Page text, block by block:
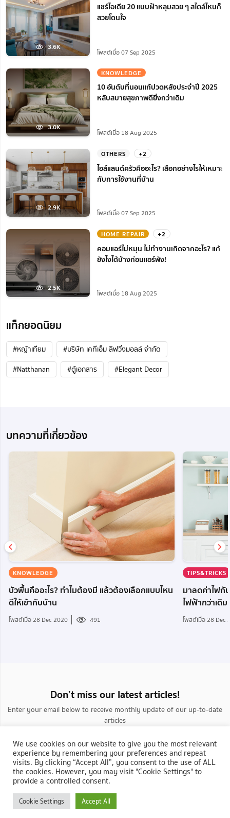
3.6K
แชร์ไอเดีย 20 แบบฝ้าหลุมสวย ๆ สไตล์ไหนก็
สวยโดนใจ
โพสต์เมื่อ 07 Sep 2025
3.0K
KNOWLEDGE
10 อันดับที่นอนแก้ปวดหลังประจำปี 2025
หลับสบายสุขภาพดียิ่งกว่าเดิม
โพสต์เมื่อ 18 Aug 2025
2.9K
OTHERS +2
ไอส์แลนด์ครัวคืออะไร? เลือกอย่างไรให้เหมาะ
กับการใช้งานที่บ้าน
โพสต์เมื่อ 07 Sep 2025
2.5K
HOME REPAIR +2
คอมแอร์ไม่หมุน ไม่ทํางานเกิดจากอะไร? แก้
ยังไงได้บ้างก่อนแอร์พัง!
โพสต์เมื่อ 18 Aug 2025
แท็กยอดนิยม
#หญ้าเทียม
#บริษัท เคทีเอ็ม ลิฟวิ่งมอลล์ จำกัด
#Natthanan
#ตู้เอกสาร #Elegant Decor
บทความที่เกี่ยวข้อง
KNOWLEDGE
บัวพื้นคืออะไร? ทำไมต้องมี แล้วต้องเลือกแบบไหน
ดีให้เข้ากับบ้าน
โพสต์เมื่อ 28 Dec 2020 491
TIPS&TRICKS
มาลดค่าไฟกั
ไฟฟ้ากว่าเดิม
โพสต์เมื่อ 28 Dec
Don’t miss our latest articles!
Enter your email below to receive monthly update of our up-to-date
articles
กลับสู่ NocNoc.com
We use cookies on our website to give you the most relevant
experience by remembering your preferences and repeat
visits. By clicking “Accept All”, you consent to the use of ALL
the cookies. However, you may visit "Cookie Settings" to
provide a controlled consent.
Cookie Settings Accept All